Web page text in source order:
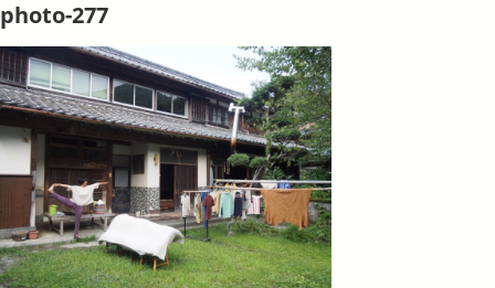
photo-277